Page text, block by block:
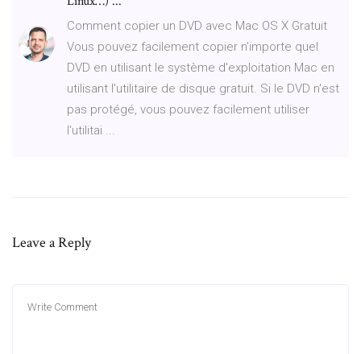
Comment copier un DVD avec Mac OS X Gratuit
Vous pouvez facilement copier n'importe quel
DVD en utilisant le système d'exploitation Mac en
utilisant l'utilitaire de disque gratuit. Si le DVD n'est
pas protégé, vous pouvez facilement utiliser
l'utilitai ...
Leave a Reply